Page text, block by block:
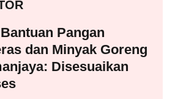
Pangan
dan Minyak Goreng
Disesuaikan